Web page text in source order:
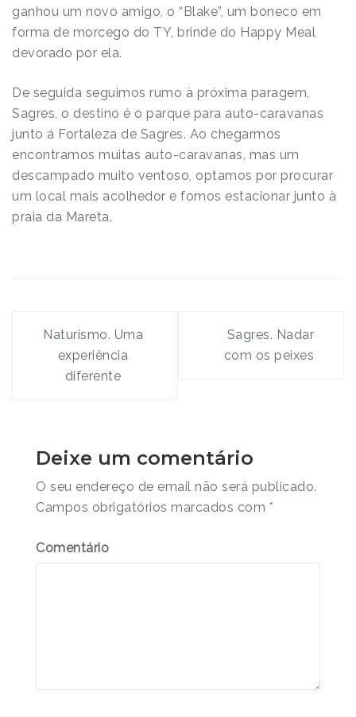
ganhou um novo amigo, o “Blake”, um boneco em
forma de morcego do TY, brinde do Happy Meal
devorado por ela.
De seguida seguimos rumo à próxima paragem,
Sagres, o destino é o parque para auto-caravanas
junto á Fortaleza de Sagres. Ao chegarmos
encontramos muitas auto-caravanas, mas um
descampado muito ventoso, optamos por procurar
um local mais acolhedor e fomos estacionar junto à
praia da Mareta.
artigos
Naturismo. Uma
experiência
diferente
Sagres. Nadar
com os peixes
Deixe um comentário
O seu endereço de email não será publicado.
Campos obrigatórios marcados com *
Comentário